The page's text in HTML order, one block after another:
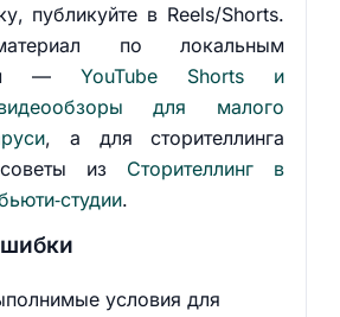
публикуйте в Reels/Shorts.
по локальным
— YouTube Shorts и
для малого
, а для сторителлинга
советы из Сторителлинг в
.
условия для